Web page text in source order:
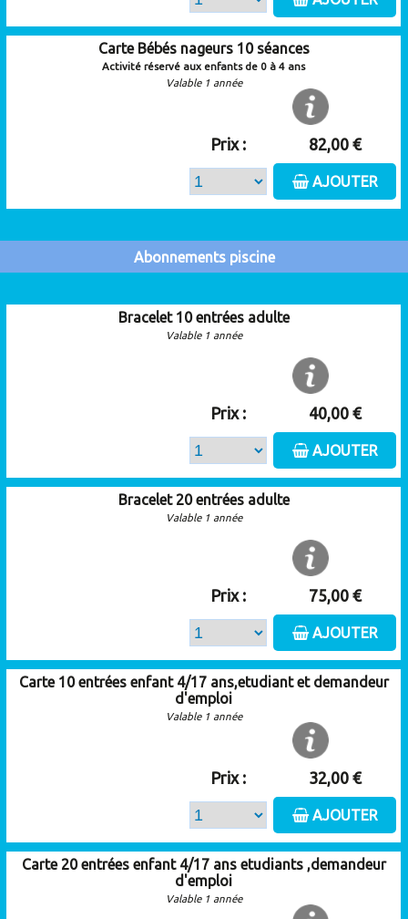
Carte Bébés nageurs 10 séances
Activité réservé aux enfants de 0 à 4 ans
Valable 1 année
Prix : 82,00 €
AJOUTER
Abonnements piscine
Bracelet 10 entrées adulte
Valable 1 année
Prix : 40,00 €
AJOUTER
Bracelet 20 entrées adulte
Valable 1 année
Prix : 75,00 €
AJOUTER
Carte 10 entrées enfant 4/17 ans,etudiant et demandeur
d'emploi
Valable 1 année
Prix : 32,00 €
AJOUTER
Carte 20 entrées enfant 4/17 ans etudiants ,demandeur
d'emploi
Valable 1 année